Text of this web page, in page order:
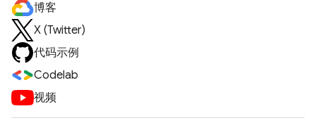
博客
X (Twitter)
代码示例
Codelab
视频